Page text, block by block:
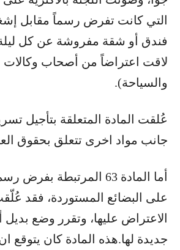
التي كانت تفرض رسماً مقابل
فندق أو شقة مفروشة عن كل
لاقت اعتراضاً من أصحاب وكالات
والسياحة).
عُلقت المادة المتعلقة بتأجيل
جانب مواد اخرى تتعلق بحقوق
على البضائع المستوردة، فقد
الاعتراض عليها، وتقرر وضع
جديدة لها.هذه المادة كان يتوقع